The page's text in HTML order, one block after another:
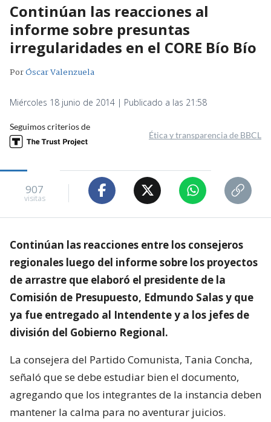
Continúan las reacciones al
informe sobre presuntas
irregularidades en el CORE Bío Bío
PorÓscar Valenzuela
Miércoles 18 junio de 2014 | Publicado a las 21:58
Seguimos criterios de
Ética y transparencia de BBCL
907
visitas
Continúan las reacciones entre los consejeros
regionales luego del informe sobre los proyectos
de arrastre que elaboró el presidente de la
Comisión de Presupuesto, Edmundo Salas y que
ya fue entregado al Intendente y a los jefes de
división del Gobierno Regional.
La consejera del Partido Comunista, Tania Concha,
señaló que se debe estudiar bien el documento,
agregando que los integrantes de la instancia deben
mantener la calma para no aventurar juicios.